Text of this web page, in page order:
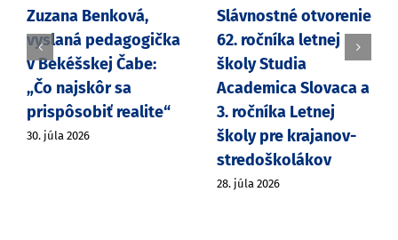
Zuzana Benková,
vyslaná pedagogička
v Bekéšskej Čabe:
„Čo najskôr sa
prispôsobiť realite“
30. júla 2026
Slávnostné otvorenie
62. ročníka letnej
školy Studia
Academica Slovaca a
3. ročníka Letnej
školy pre krajanov-
stredoškolákov
28. júla 2026